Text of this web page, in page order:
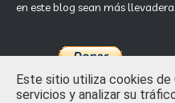
en este blog sean más
Este sitio utiliza cookies de
servicios y analizar su